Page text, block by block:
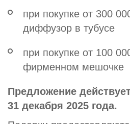
при покупке от 300
диффузор в тубусе
при покупке от 100
фирменном мешочке
Предложение
31 декабря 2025 года.